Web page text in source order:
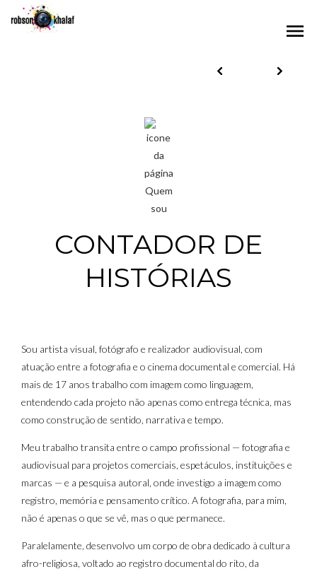
menu
CONTADOR DE
HISTÓRIAS
Sou artista visual, fotógrafo e realizador audiovisual, com
atuação entre a fotografia e o cinema documental e comercial. Há
mais de 17 anos trabalho com imagem como linguagem,
entendendo cada projeto não apenas como entrega técnica, mas
como construção de sentido, narrativa e tempo.
Meu trabalho transita entre o campo profissional — fotografia e
audiovisual para projetos comerciais, espetáculos, instituições e
marcas — e a pesquisa autoral, onde investigo a imagem como
registro, memória e pensamento crítico. A fotografia, para mim,
não é apenas o que se vê, mas o que permanece.
Paralelamente, desenvolvo um corpo de obra dedicado à cultura
afro-religiosa, voltado ao registro documental do rito, da